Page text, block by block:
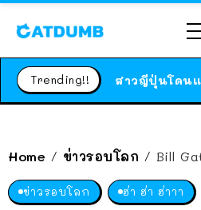
Trending!!
Home / ข่าวรอบโลก / Bill Gates ลงทุนทำฟาร์มยุง ในโคลอม
ข่าวรอบโลก ฮ่า ฮ่า ฮ่าาา